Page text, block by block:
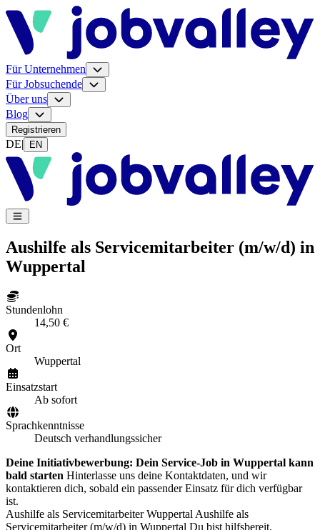
Für Unternehmen
Für Jobsuchende
Über uns
Blog
Registrieren
DE| EN
Aushilfe als Servicemitarbeiter (m/w/d) in
Wuppertal
Stundenlohn
14,50 €
Ort
Wuppertal
Einsatzstart
Ab sofort
Sprachkenntnisse
Deutsch verhandlungssicher
Deine Initiativbewerbung: Dein Service-Job in Wuppertal kann
bald starten Hinterlasse uns deine Kontaktdaten, und wir
kontaktieren dich, sobald ein passender Einsatz für dich verfügbar
ist.
Aushilfe als Servicemitarbeiter Wuppertal Aushilfe als
Servicemitarbeiter (m/w/d) in Wuppertal Du bist hilfsbereit,